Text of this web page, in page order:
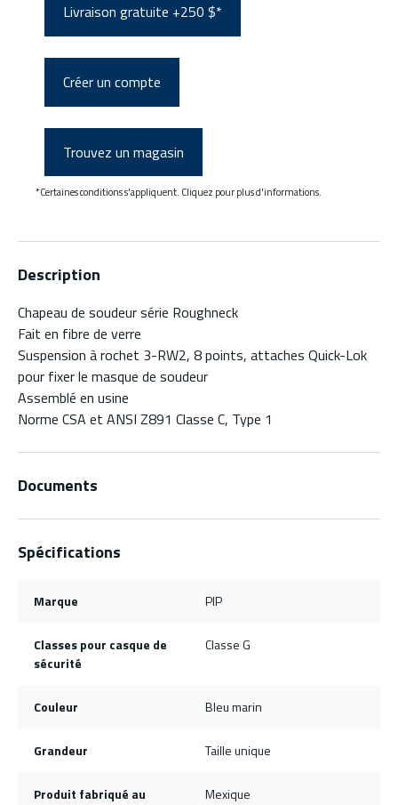
Livraison gratuite +250 $*
Créer un compte
Trouvez un magasin
*Certaines conditions s'appliquent. Cliquez pour plus d'informations.
Description
Chapeau de soudeur série Roughneck
Fait en fibre de verre
Suspension à rochet 3-RW2, 8 points, attaches Quick-Lok
pour fixer le masque de soudeur
Assemblé en usine
Norme CSA et ANSI Z891 Classe C, Type 1
Documents
Spécifications
Marque PIP
Classes pour casque de
sécurité
Classe G
Couleur Bleu marin
Grandeur Taille unique
Produit fabriqué au Mexique